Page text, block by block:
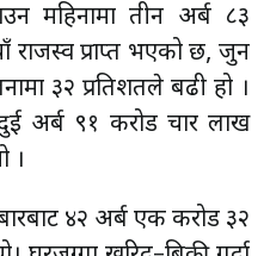
महिनामा तीन अर्ब ८३
राजस्व प्राप्त भएको छ, जुन
३२ प्रतिशतले बढी हो ।
अर्ब ९१ करोड चार लाख
।
४२ अर्ब एक करोड ३२